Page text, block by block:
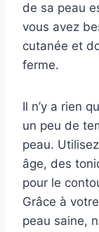
de sa peau
vous avez
cutanée et
ferme.
Il n’y a rien
un peu de
peau.
âge, des
pour le
Grâce à
peau saine,